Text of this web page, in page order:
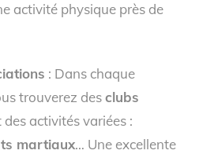
activité physique près de
: Dans chaque
trouverez desclubs
activités variées :
martiaux… Une excellente